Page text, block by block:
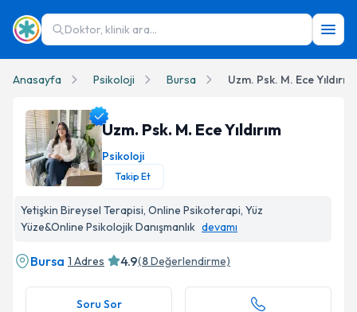
Doktor, klinik ara...
Anasayfa Psikoloji Bursa Uzm. Psk. M. Ece Yıldırım
Uzm. Psk. M. Ece Yıldırım
Psikoloji
Takip Et
Yetişkin Bireysel Terapisi, Online Psikoterapi, Yüz
Yüze&Online Psikolojik Danışmanlık devamı
Bursa 1 Adres 4.9(8Değerlendirme)
Soru Sor